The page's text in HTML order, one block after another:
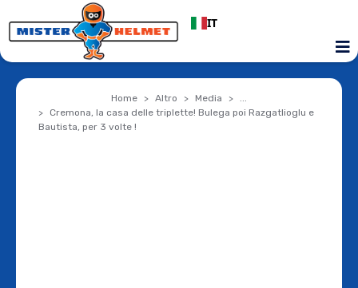
IT
Home Altro Media
...
Cremona, la casa delle triplette! Bulega poi Razgatlioglu e
Bautista, per 3 volte !